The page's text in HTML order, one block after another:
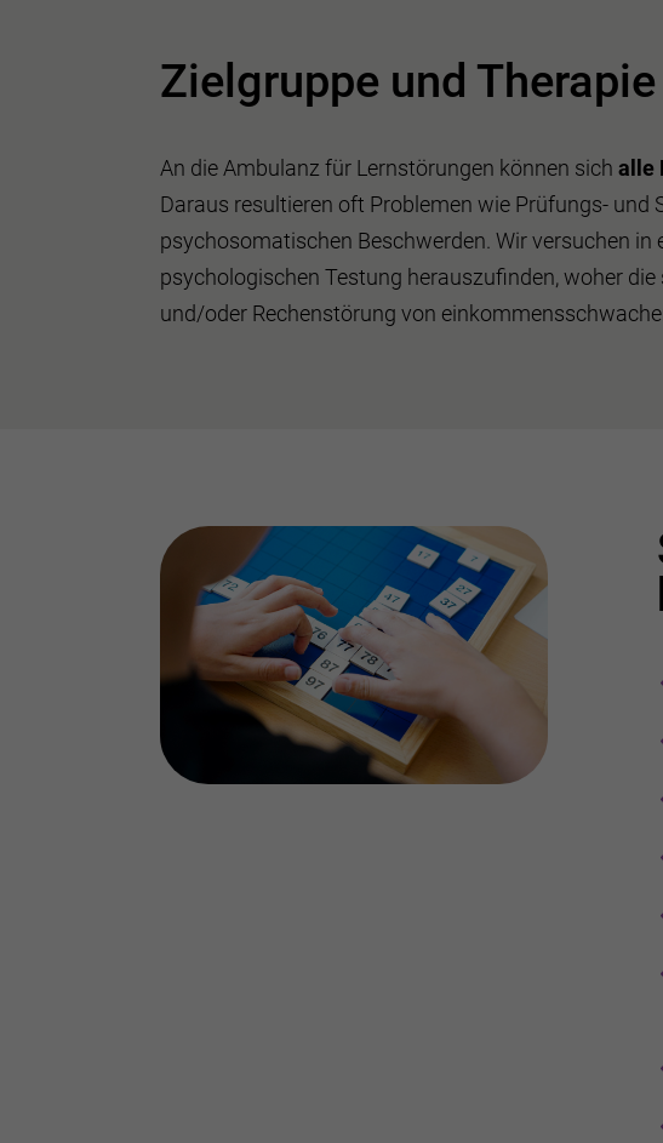
Zielgruppe und Therapie
An die Ambulanz für Lernstörungen können sich alle
Daraus resultieren oft Problemen wie Prüfungs-
psychosomatischen Beschwerden. Wir versuchen
psychologischen Testung herauszufinden, woher
und/oder Rechenstörung von